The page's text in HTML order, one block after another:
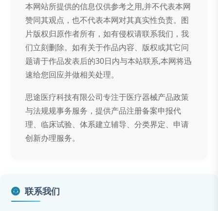
本网站所提供的信息仅供参考之用,并不代表本网
赞同其观点，也不代表本网对其真实性负责。图
片版权归原作者所有，如有侵权请联系我们，我
们立刻删除。如有关于作品内容、版权或其它问
题请于作品发表后的30日内与本站联系,本网将迅
速给您回应并做相关处理。
思途医疗科技有限公司专注于医疗器械产品政策
与法规规事务服务，提供产品注册备案申报代
理、临床试验、体系建立辅导、分类界定、申请
创新办理服务。
联系我们